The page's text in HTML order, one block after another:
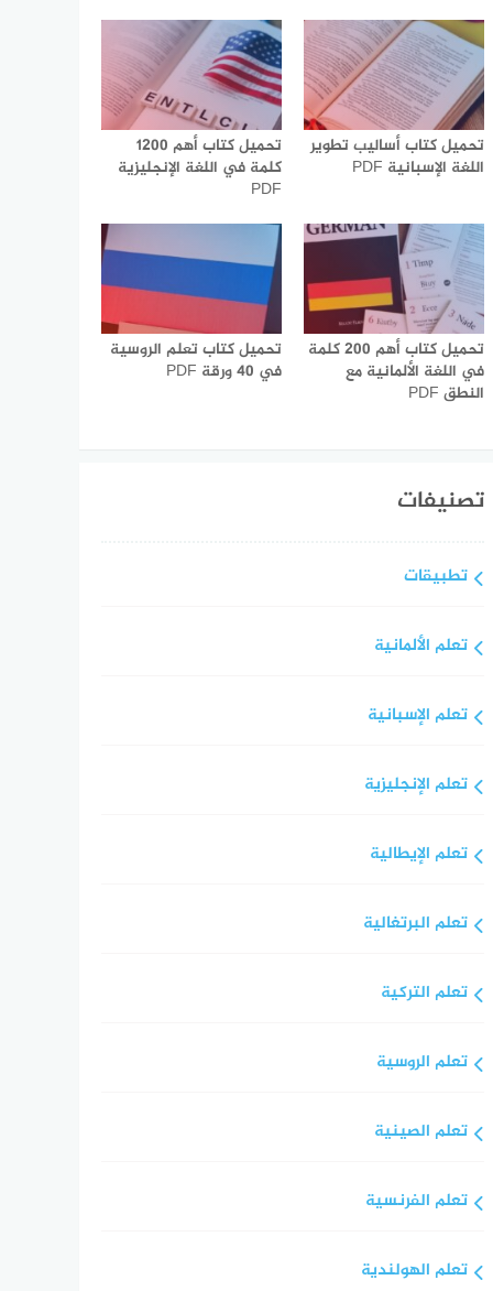
تحميل كتاب أساليب تطوير
اللغة الإسبانية PDF
تحميل كتاب أهم 1200
كلمة في اللغة الإنجليزية
PDF
تحميل كتاب أهم 200 كلمة
في اللغة الألمانية مع
النطق PDF
تحميل كتاب تعلم الروسية
في 40 ورقة PDF
تصنيفات
تطبيقات
تعلم الألمانية
تعلم الإسبانية
تعلم الإنجليزية
تعلم الإيطالية
تعلم البرتغالية
تعلم التركية
تعلم الروسية
تعلم الصينية
تعلم الفرنسية
تعلم الهولندية